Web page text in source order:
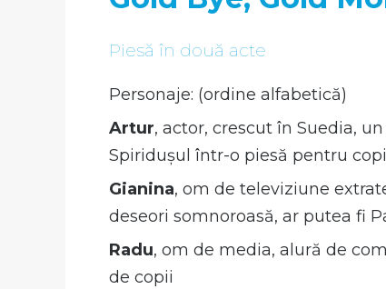
Piesă în două acte
Personaje: (ordine alfabetică)
Artur, actor, crescut în Suedia,
Spiridușul într-o piesă pentru
Gianina, om de televiziune
deseori somnoroasă, ar putea fi
Radu, om de media, alură de
de copii